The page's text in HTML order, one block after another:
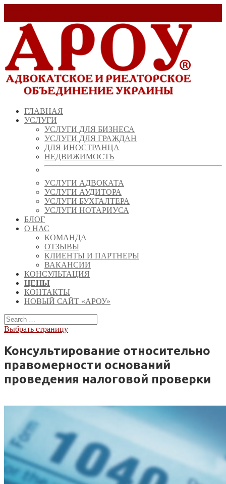
ГЛАВНАЯ
УСЛУГИ
УСЛУГИ ДЛЯ БИЗНЕСА
УСЛУГИ ДЛЯ ГРАЖДАН
ДЛЯ ИНОСТРАНЦА
НЕДВИЖИМОСТЬ
УСЛУГИ АДВОКАТА
УСЛУГИ АУДИТОРА
УСЛУГИ БУХГАЛТЕРА
УСЛУГИ НОТАРИУСА
БЛОГ
О НАС
КОМАНДА
ОТЗЫВЫ
КЛИЕНТЫ И ПАРТНЕРЫ
ВАКАНСИИ
КОНСУЛЬТАЦИЯ
ЦЕНЫ
КОНТАКТЫ
НОВЫЙ САЙТ «АРОУ»
Выбрать страницу
Консультирование относительно
правомерности оснований
проведения налоговой проверки